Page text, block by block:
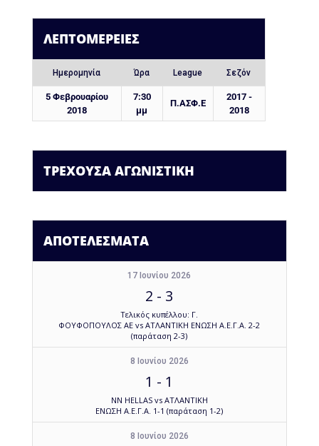
ΛΕΠΤΟΜΈΡΕΙΕΣ
Ημερομηνία Ώρα League Σεζόν
5 Φεβρουαρίου
2018
7:30
μμ
Π.ΑΣΦ.Ε
2017 -
2018
ΤΡΕΧΟΥΣΑ ΑΓΩΝΙΣΤΙΚΗ
ΑΠΟΤΕΛΕΣΜΑΤΑ
17 Ιουνίου 2026
2 - 3
Τελικός κυπέλλου: Γ.
ΦΟΥΦΟΠΟΥΛΟΣ ΑΕ vs ΑΤΛΑΝΤΙΚΗ ΕΝΩΣΗ Α.Ε.Γ.Α. 2-2
(παράταση 2-3)
8 Ιουνίου 2026
1 - 1
NN HELLAS vs ΑΤΛΑΝΤΙΚΗ
ΕΝΩΣΗ Α.Ε.Γ.Α. 1-1 (παράταση 1-2)
8 Ιουνίου 2026